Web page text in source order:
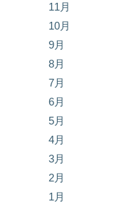
11月
10月
9月
8月
7月
6月
5月
4月
3月
2月
1月